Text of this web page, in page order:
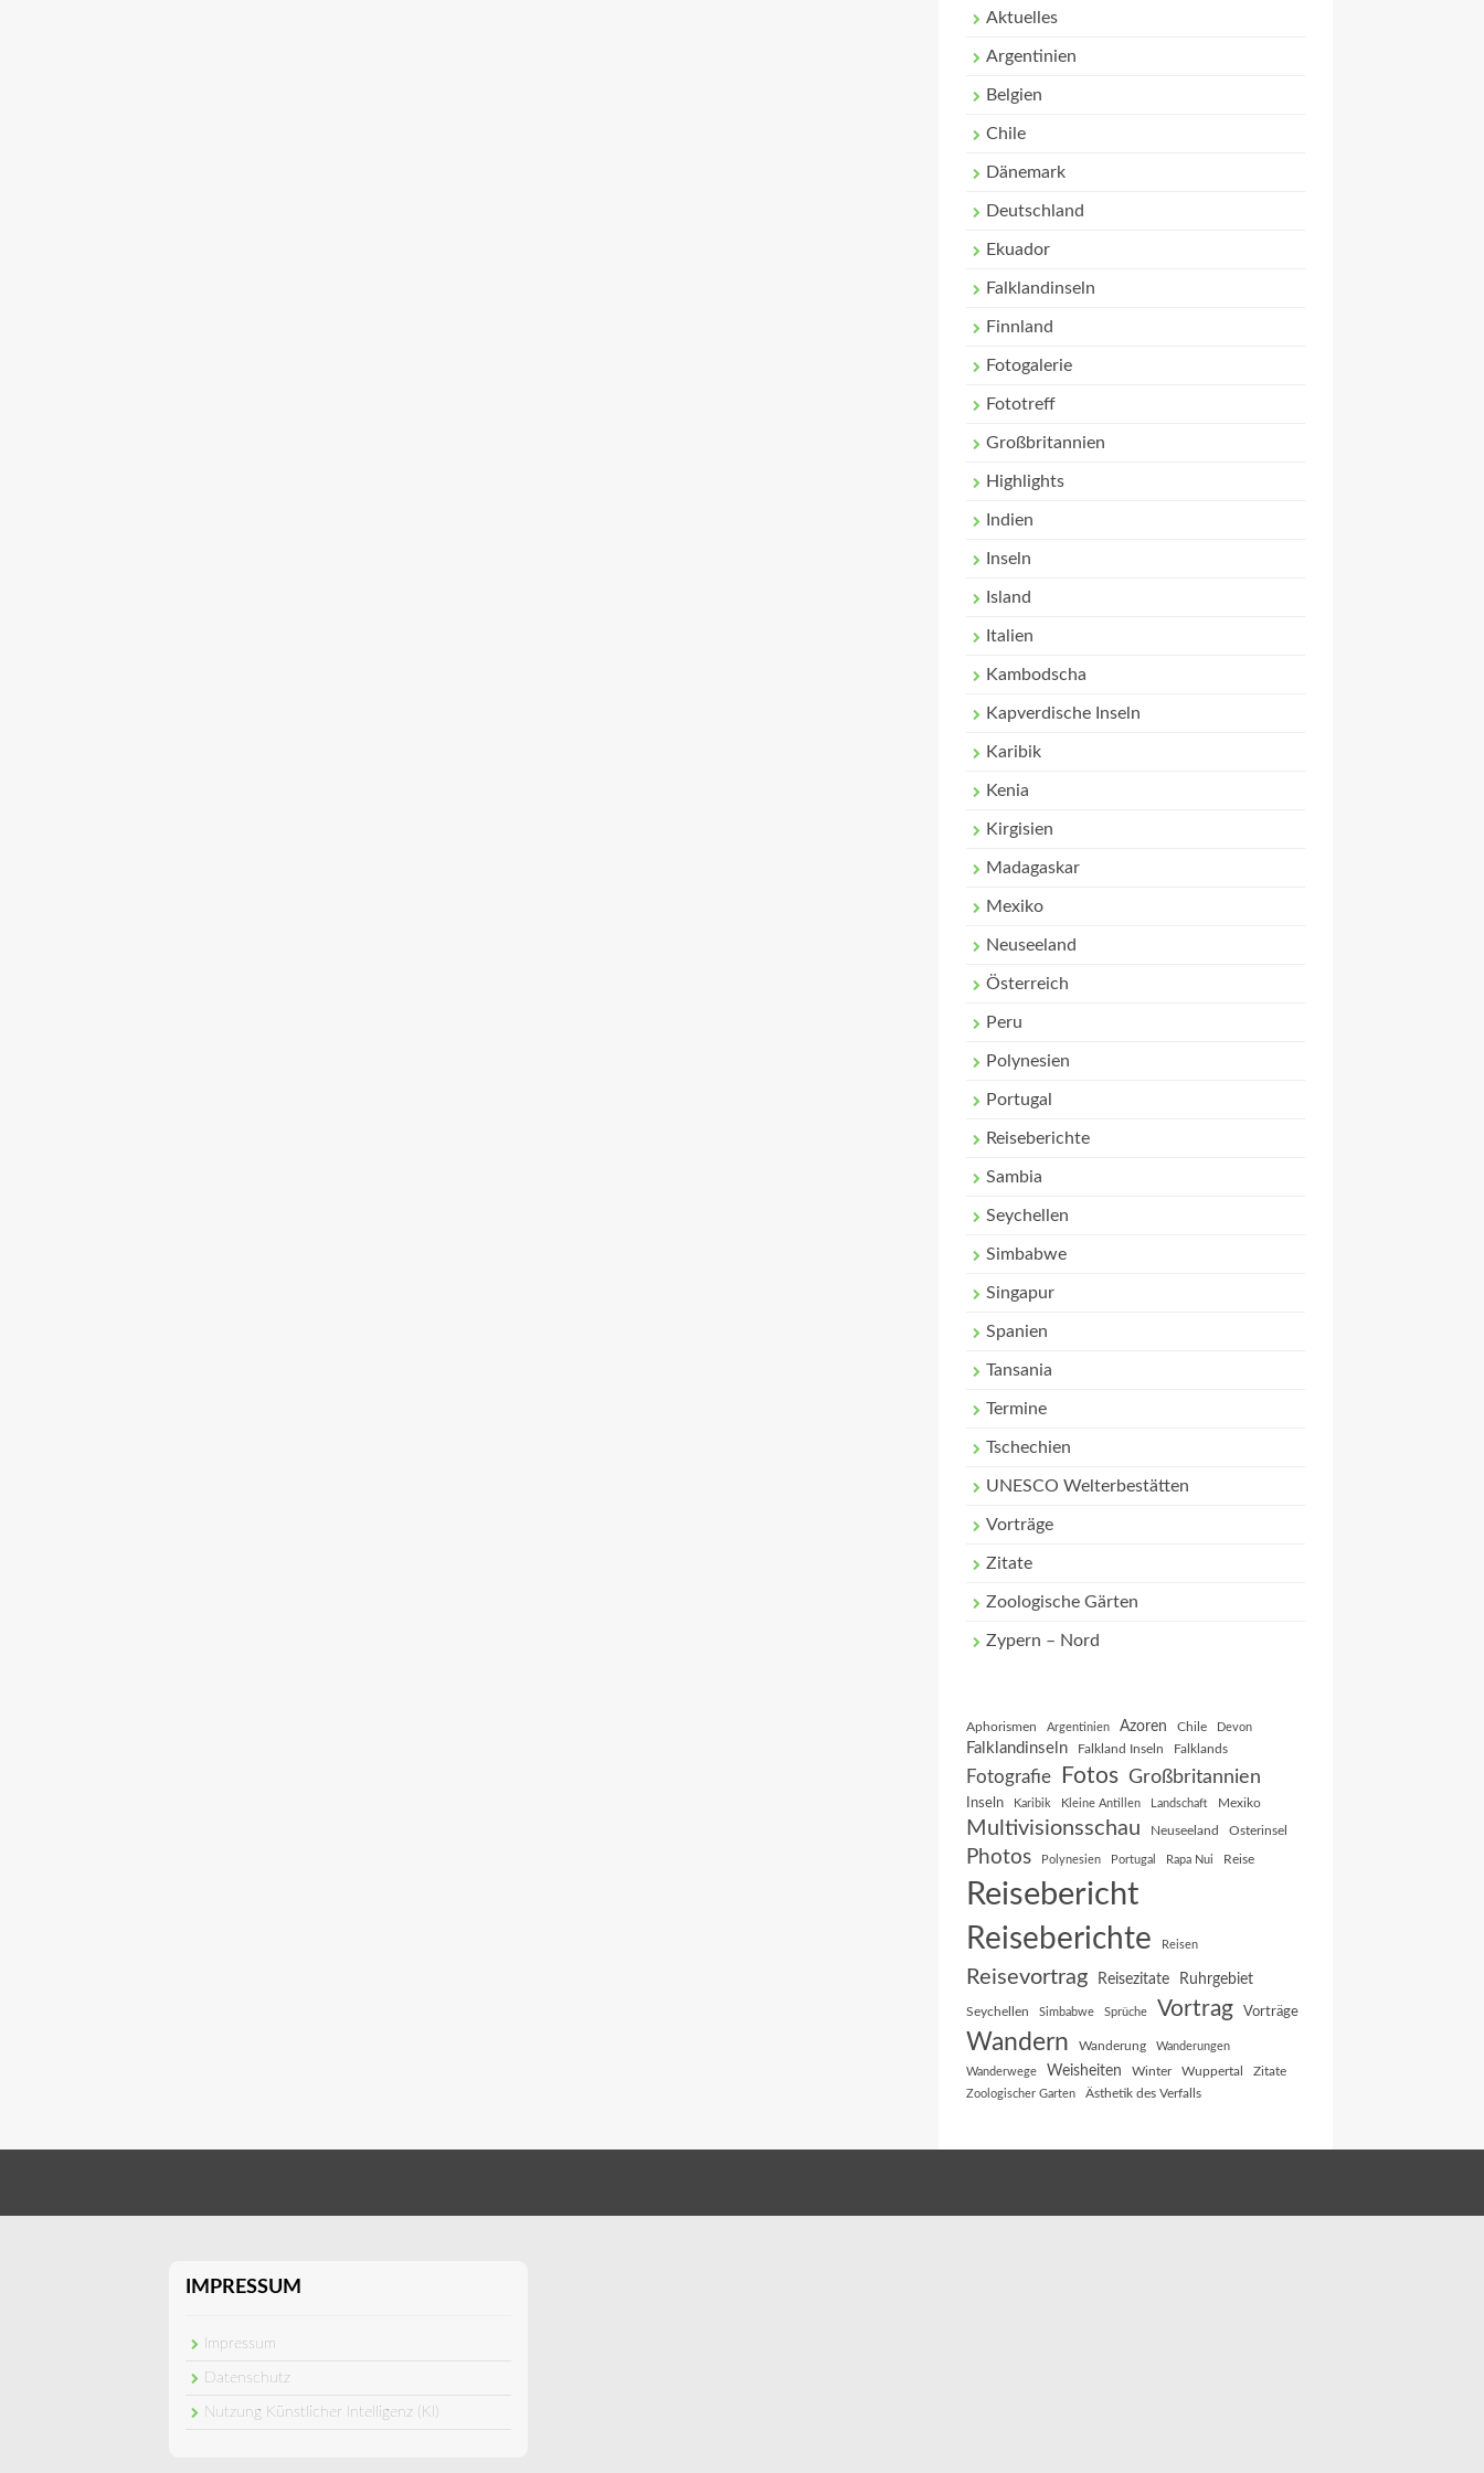
Aktuelles
Argentinien
Belgien
Chile
Dänemark
Deutschland
Ekuador
Falklandinseln
Finnland
Fotogalerie
Fototreff
Großbritannien
Highlights
Indien
Inseln
Island
Italien
Kambodscha
Kapverdische Inseln
Karibik
Kenia
Kirgisien
Madagaskar
Mexiko
Neuseeland
Österreich
Peru
Polynesien
Portugal
Reiseberichte
Sambia
Seychellen
Simbabwe
Singapur
Spanien
Tansania
Termine
Tschechien
UNESCO Welterbestätten
Vorträge
Zitate
Zoologische Gärten
Zypern – Nord
Aphorismen Argentinien Azoren Chile Devon
Falklandinseln Falkland Inseln Falklands
Fotografie Fotos Großbritannien
Inseln Karibik Kleine Antillen Landschaft Mexiko
Multivisionsschau Neuseeland Osterinsel
Photos Polynesien Portugal Rapa Nui Reise
Reisebericht
Reiseberichte Reisen
Reisevortrag Reisezitate Ruhrgebiet
Seychellen Simbabwe Sprüche Vortrag Vorträge
Wandern Wanderung Wanderungen
Wanderwege Weisheiten Winter Wuppertal Zitate
Zoologischer Garten Ästhetik des Verfalls
IMPRESSUM
Impressum
Datenschutz
Nutzung Künstlicher Intelligenz (KI)